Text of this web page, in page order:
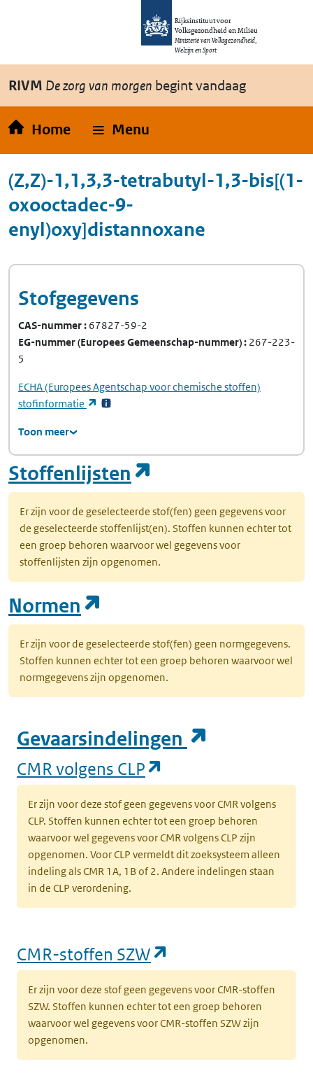
Overslaan en naar de inhoud gaan
Rijksinstituut voor
Volksgezondheid en Milieu
Ministerie van Volksgezondheid,
Welzijn en Sport
RIVM De zorg van morgen begint vandaag
Home Menu
(Z,Z)-1,1,3,3-tetrabutyl-1,3-bis[(1-
oxooctadec-9-
enyl)oxy]distannoxane
Stofgegevens
CAS-nummer 67827-59-2
EG-nummer(Europees Gemeenschap-nummer) 267-223-
5
ECHA(Europees Agentschap voor chemische stoffen)
stofinformatie
(opent in een nieuw tabblad)
Toon meer
Stoffenlijsten
Er zijn voor de geselecteerde stof(fen) geen gegevens voor
de geselecteerde stoffenlijst(en). Stoffen kunnen echter tot
een groep behoren waarvoor wel gegevens voor
stoffenlijsten zijn opgenomen.
Normen
Er zijn voor de geselecteerde stof(fen) geen normgegevens.
Stoffen kunnen echter tot een groep behoren waarvoor wel
normgegevens zijn opgenomen.
Gevaarsindelingen
CMR volgens CLP
Er zijn voor deze stof geen gegevens voor CMR volgens
CLP. Stoffen kunnen echter tot een groep behoren
waarvoor wel gegevens voor CMR volgens CLP zijn
opgenomen. Voor CLP vermeldt dit zoeksysteem alleen
indeling als CMR 1A, 1B of 2. Andere indelingen staan
in de CLP verordening.
CMR-stoffen SZW
Er zijn voor deze stof geen gegevens voor CMR-stoffen
SZW. Stoffen kunnen echter tot een groep behoren
waarvoor wel gegevens voor CMR-stoffen SZW zijn
opgenomen.